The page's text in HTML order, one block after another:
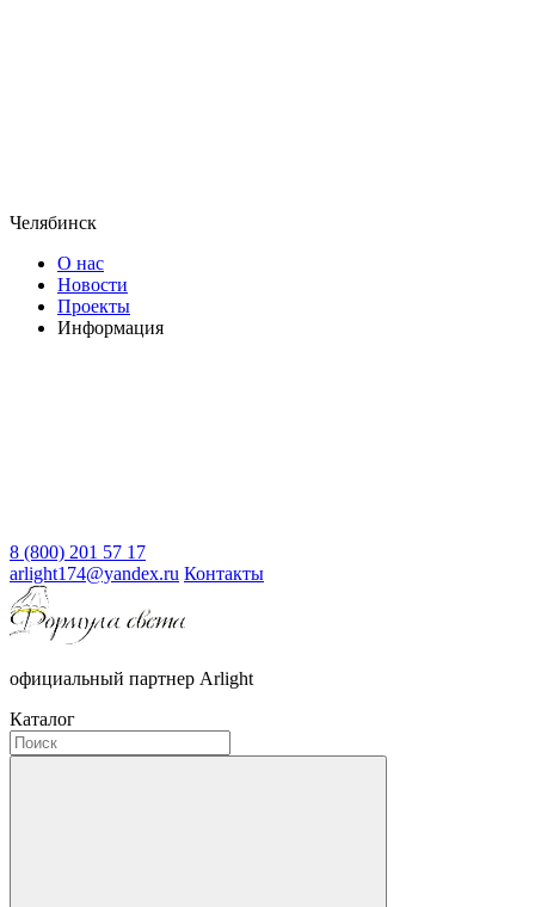
Челябинск
О нас
Новости
Проекты
Информация
8 (800) 201 57 17
arlight174@yandex.ru Контакты
официальный партнер Arlight
Каталог